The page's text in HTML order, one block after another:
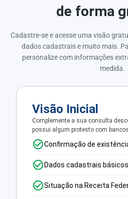
de forma
Cadastre-se e acesse uma visão
dados cadastrais e muito mais.
personalize com informações
medida.
Visão Inicial
Complemente a sua consulta
possui algum protesto com
Confirmação de
Dados cadastrais básicos
Situação na Receita